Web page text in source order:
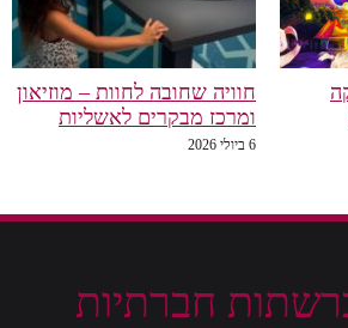
חוויה שחובה לחוות – מוזיאון
ומרכז מבקרים לאשליות
6 ביולי 2026